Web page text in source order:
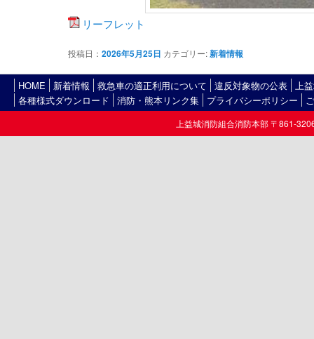
リーフレット
投稿日：2026年5月25日 カテゴリー:新着情報
HOME 新着情報 救急車の適正利用について 違反対象物の公表 上
各種様式ダウンロード
消防・熊本リンク集 プライバシーポリシー
上益城消防組合消防本部 〒861-